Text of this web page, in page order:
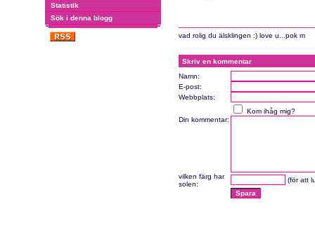
Statistik
Sök i denna blogg
vad rolig du älsklingen :) love u...pok m
Skriv en kommentar
Namn:
E-post:
Webbplats:
Kom ihåg mig?
Din kommentar:
vilken färg har
solen:
(för att